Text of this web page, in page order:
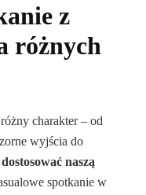
z
różnych
charakter – od
wyjścia do
naszą
spotkanie w